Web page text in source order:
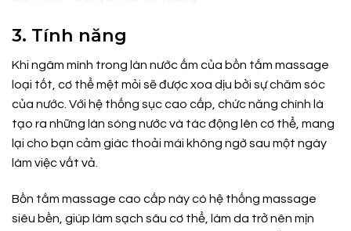
3. Tính năng
Khi ngâm mình trong làn nước ấm của bồn tắm massage
loại tốt, cơ thể mệt mỏi sẽ được xoa dịu bởi sự chăm sóc
của nước. Với hệ thống sục cao cấp, chức năng chính là
tạo ra những làn sóng nước và tác động lên cơ thể, mang
lại cho bạn cảm giác thoải mái không ngờ sau một ngày
làm việc vất vả.
Bồn tắm massage cao cấp này có hệ thống massage
siêu bền, giúp làm sạch sâu cơ thể, làm da trở nên mịn